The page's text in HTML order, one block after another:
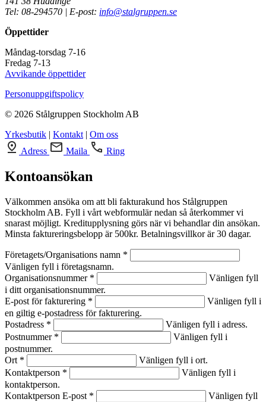
Tel: 08-294570 | E-post: info@stalgruppen.se
Öppettider
Måndag-torsdag 7-16
Fredag 7-13
Avvikande öppettider
Personuppgiftspolicy
© 2026 Stålgruppen Stockholm AB
Yrkesbutik | Kontakt | Om oss
Adress
Maila Ring
Kontoansökan
Välkommen ansöka om att bli fakturakund hos Stålgruppen
Stockholm AB. Fyll i vårt webformulär nedan så återkommer vi
snarast möjligt. Kreditupplysning görs när vi behandlar din ansökan.
Minsta faktureringsbelopp är 500kr. Betalningsvillkor är 30 dagar.
Företagets/Organisations namn *
Vänligen fyll i företagsnamn.
Organisationsnummer *
Vänligen fyll
i ditt organisationsnummer.
E-post för fakturering *
Vänligen fyll i
en giltig e-postadress för fakturering.
Postadress *
Vänligen fyll i adress.
Postnummer *
Vänligen fyll i
postnummer.
Ort *
Vänligen fyll i ort.
Kontaktperson *
Vänligen fyll i
kontaktperson.
Kontaktperson E-post *
Vänligen fyll